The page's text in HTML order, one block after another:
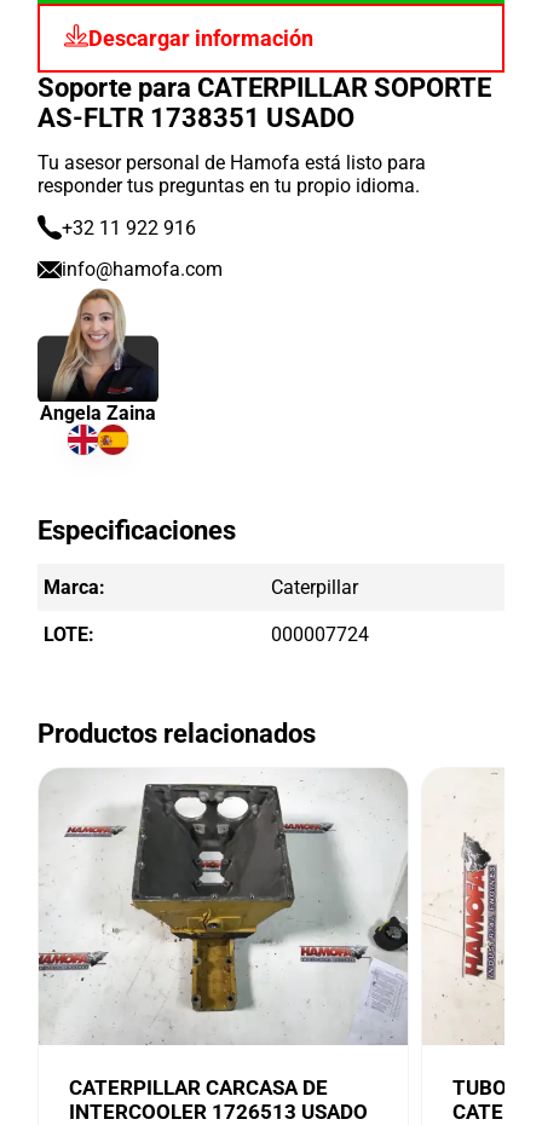
Descargar información
Soporte para CATERPILLAR SOPORTE
AS-FLTR 1738351 USADO
Tu asesor personal de Hamofa está listo para
responder tus preguntas en tu propio idioma.
+32 11 922 916
info@hamofa.com
Angela Zaina
Especificaciones
Marca: Caterpillar
LOTE: 000007724
Productos relacionados
CATERPILLAR CARCASA DE
INTERCOOLER 1726513 USADO
TUBO